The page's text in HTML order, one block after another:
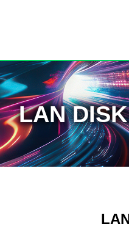
製
品
の
高
価
買
取
LAN